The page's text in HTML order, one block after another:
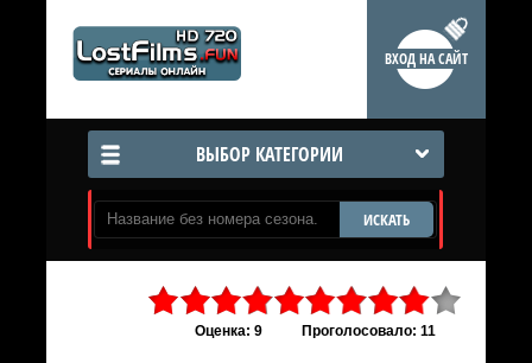
ВХОД НА САЙТ
ВЫБОР КАТЕГОРИИ
ИСКАТЬ
Оценка: 9 Проголосовало: 11